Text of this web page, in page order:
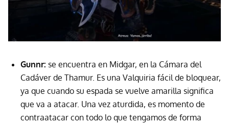
Gunnr: se encuentra en Midgar, en la Cámara del
Cadáver de Thamur. Es una Valquiria fácil de bloquear,
ya que cuando su espada se vuelve amarilla significa
que va a atacar. Una vez aturdida, es momento de
contraatacar con todo lo que tengamos de forma